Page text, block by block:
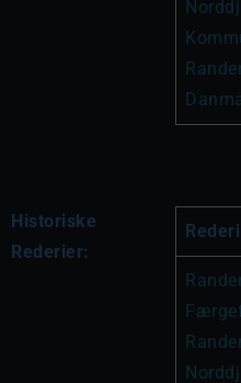
Historiske
Rederier:
Rederi